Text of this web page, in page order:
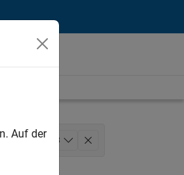
3
Auf der